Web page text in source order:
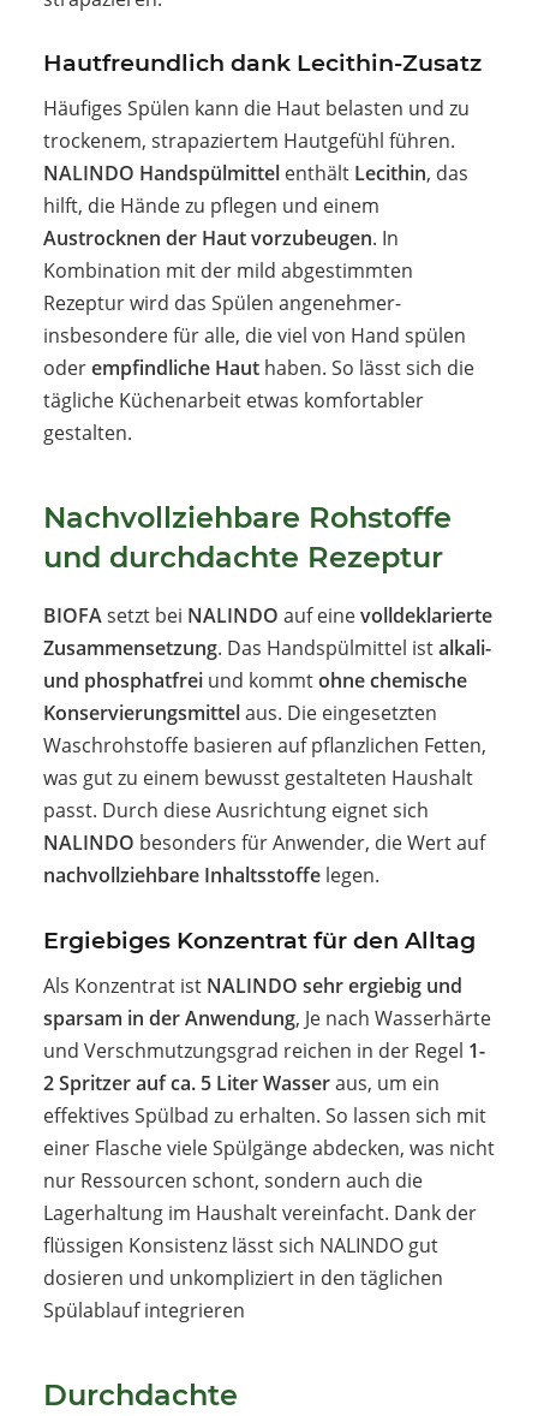
Hautfreundlich dank Lecithin-Zusatz
Häufiges Spülen kann die Haut belasten und zu
trockenem, strapaziertem Hautgefühl führen.
NALINDO Handspülmittel enthält Lecithin, das
hilft, die Hände zu pflegen und einem
Austrocknen der Haut vorzubeugen. In
Kombination mit der mild abgestimmten
Rezeptur wird das Spülen angenehmer-
insbesondere für alle, die viel von Hand spülen
oderempfindliche Haut haben. So lässt sich die
tägliche Küchenarbeit etwas komfortabler
gestalten.
Nachvollziehbare Rohstoffe
und durchdachte Rezeptur
BIOFAsetzt bei NALINDO auf einevolldeklarierte
Zusammensetzung. Das Handspülmittel istalkali-
und phosphatfrei und kommtohne chemische
Konservierungsmittelaus. Die eingesetzten
Waschrohstoffe basieren auf pflanzlichen Fetten,
was gut zu einem bewusst gestalteten Haushalt
passt. Durch diese Ausrichtung eignet sich
NALINDO besonders für Anwender, die Wert auf
nachvollziehbare Inhaltsstoffe legen.
Ergiebiges Konzentrat für den Alltag
Als Konzentrat ist NALINDO sehr ergiebig und
sparsam in der Anwendung, Je nach Wasserhärte
und Verschmutzungsgrad reichen in der Regel 1-
2 Spritzer auf ca. 5 Liter Wasseraus, um ein
effektives Spülbad zu erhalten. So lassen sich mit
einer Flasche viele Spülgänge abdecken, was nicht
nur Ressourcen schont, sondern auch die
Lagerhaltung im Haushalt vereinfacht. Dank der
flüssigen Konsistenz lässt sich NALINDO gut
dosieren und unkompliziert in den täglichen
Spülablauf integrieren
Durchdachte